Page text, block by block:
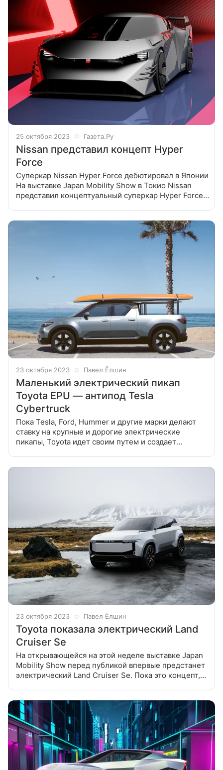
25 октября 2023 Газета.Ру
Nissan представил концепт Hyper
Force
Суперкар Nissan Hyper Force дебютировал в Японии
На выставке Japan Mobility Show в Токио Nissan
представил концептуальный суперкар Hyper Force.
23 октября 2023 Павел Ёлшин
Маленький электрический пикап
Toyota EPU — антипод Tesla
Cybertruck
Пока Tesla, Ford, Hummer и другие марки делают
ставку на крупные и дорогие электрические
пикапы, Toyota идет своим путем и создает
23 октября 2023 Павел Ёлшин
Toyota показала электрический Land
Cruiser Se
На открывающейся на этой неделе выставке Japan
Mobility Show перед публикой впервые предстанет
электрический Land Cruiser Se. Пока это концепт,